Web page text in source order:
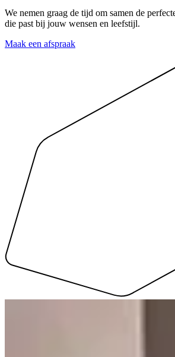
We nemen graag de tijd om samen de
die past bij jouw wensen en leefstijl.
Maak een afspraak